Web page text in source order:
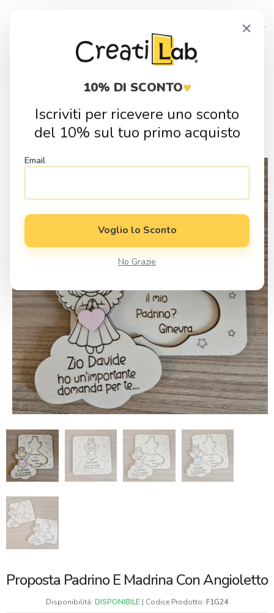
Home Idee Regalo Regali per ogni occasione
Regali per
Colleghi
Proposta Padrino e Madrina Con Angioletto
Proposta Padrino E Madrina Con Angioletto
Disponibilitá: DISPONIBILE | Codice Prodotto: F1G24
×
10% DI SCONTO♥
Iscriviti per ricevere uno sconto
del 10% sul tuo primo acquisto
Email
Voglio lo Sconto
No Grazie